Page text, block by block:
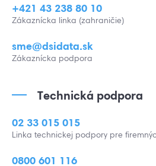
+421 43 238 80 10
Zákaznícka linka (zahraničie)
sme@dsidata.sk
Zákaznícka podpora
Technická podpora
02 33 015 015
Linka technickej podpory pre
0800 601 116